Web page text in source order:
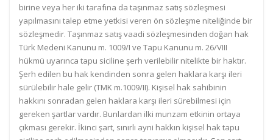
birine veya her iki tarafına da taşınmaz satış sözleşmesi
yapılmasını talep etme yetkisi veren ön sözleşme niteliğinde bir
sözleşmedir. Taşınmaz satış vaadi sözleşmesinden doğan hak
Türk Medeni Kanunu m. 1009/I ve Tapu Kanunu m. 26/VIII
hükmü uyarınca tapu siciline şerh verilebilir nitelikte bir haktır.
Şerh edilen bu hak kendinden sonra gelen haklara karşı ileri
sürülebilir hale gelir (TMK m.1009/II). Kişisel hak sahibinin
hakkını sonradan gelen haklara karşı ileri sürebilmesi için
gereken şartlar vardır. Bunlardan ilki munzam etkinin ortaya
çıkması gerekir. İkinci şart, sınırlı ayni hakkın kişisel hak tapu